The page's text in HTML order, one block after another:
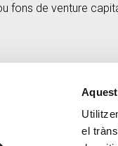
el
fons de venture